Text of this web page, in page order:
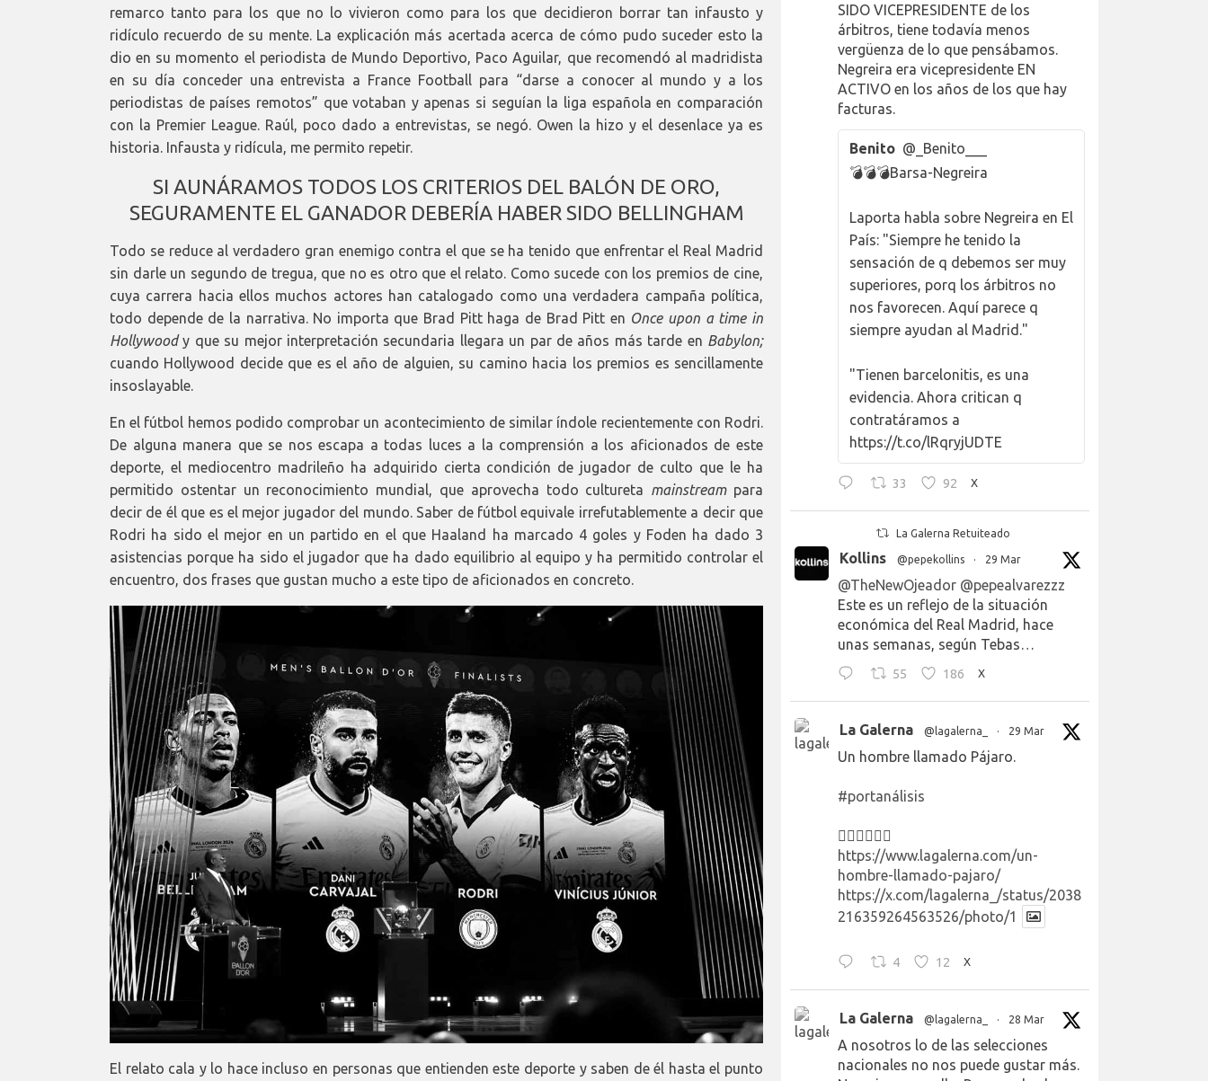
remarco tanto para los que no lo vivieron como para los que decidieron borrar tan infausto y
ridículo recuerdo de su mente. La explicación más acertada acerca de cómo pudo suceder esto la
dio en su momento el periodista de Mundo Deportivo, Paco Aguilar, que recomendó al madridista
en su día conceder una entrevista a France Football para “darse a conocer al mundo y a los
periodistas de países remotos” que votaban y apenas si seguían la liga española en comparación
con la Premier League. Raúl, poco dado a entrevistas, se negó. Owen la hizo y el desenlace ya es
historia. Infausta y ridícula, me permito repetir.
SI AUNÁRAMOS TODOS LOS CRITERIOS DEL BALÓN DE ORO,
SEGURAMENTE EL GANADOR DEBERÍA HABER SIDO BELLINGHAM
Todo se reduce al verdadero gran enemigo contra el que se ha tenido que enfrentar el Real Madrid
sin darle un segundo de tregua, que no es otro que el relato. Como sucede con los premios de cine,
cuya carrera hacia ellos muchos actores han catalogado como una verdadera campaña política,
todo depende de la narrativa. No importa que Brad Pitt haga de Brad Pitt en Once upon a time in
Hollywoody que su mejor interpretación secundaria llegara un par de años más tarde en Babylon;
cuando Hollywood decide que es el año de alguien, su camino hacia los premios es sencillamente
insoslayable.
En el fútbol hemos podido comprobar un acontecimiento de similar índole recientemente con Rodri.
De alguna manera que se nos escapa a todas luces a la comprensión a los aficionados de este
deporte, el mediocentro madrileño ha adquirido cierta condición de jugador de culto que le ha
permitido ostentar un reconocimiento mundial, que aprovecha todo cultureta mainstreampara
decir de él que es el mejor jugador del mundo. Saber de fútbol equivale irrefutablemente a decir que
Rodri ha sido el mejor en un partido en el que Haaland ha marcado 4 goles y Foden ha dado 3
asistencias porque ha sido el jugador que ha dado equilibrio al equipo y ha permitido controlar el
encuentro, dos frases que gustan mucho a este tipo de aficionados en concreto.
El relato cala y lo hace incluso en personas que entienden este deporte y saben de él hasta el punto
SIDO VICEPRESIDENTE de los
árbitros, tiene todavía menos
vergüenza de lo que pensábamos.
Negreira era vicepresidente EN
ACTIVO en los años de los que hay
facturas.
Benito @_Benito___
💣💣💣Barsa-Negreira
Laporta habla sobre Negreira en El
País: "Siempre he tenido la
sensación de q debemos ser muy
superiores, porq los árbitros no
nos favorecen. Aquí parece q
siempre ayudan al Madrid."
"Tienen barcelonitis, es una
evidencia. Ahora critican q
contratáramos a
https://t.co/lRqryjUDTE
33 92 X
La Galerna Retuiteado
Kollins @pepekollins · 29 Mar
@TheNewOjeador @pepealvarezzz
Este es un reflejo de la situación
económica del Real Madrid, hace
unas semanas, según Tebas…
55 186 X
La Galerna @lagalerna_ · 29 Mar
Un hombre llamado Pájaro.
#portanálisis
👉🏻👉🏻👉🏻
https://www.lagalerna.com/un-
hombre-llamado-pajaro/
https://x.com/lagalerna_/status/2038
216359264563526/photo/1
4 12 X
La Galerna @lagalerna_ · 28 Mar
A nosotros lo de las selecciones
nacionales no nos puede gustar más.